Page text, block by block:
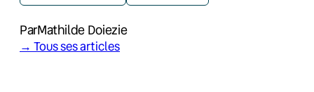
ParMathilde Doiezie
→ Tous ses articles